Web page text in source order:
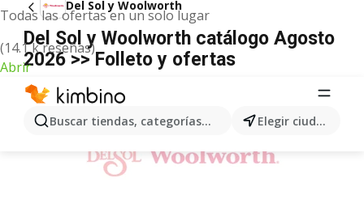
Todas las ofertas en un solo lugar
(14.1 k reseñas)
Abrir
Buscar tiendas, categorías, productos... Elegir ciudad
Del Sol y Woolworth
Del Sol y Woolworth catálogo Agosto
2026 >> Folleto y ofertas